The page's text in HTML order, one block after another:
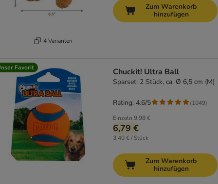
4 Varianten
Zum Warenkorb
hinzufügen
Favorit Chuckit! Ultra Ball
Sparset: 2 Stück, ca. Ø 6,5 cm (M)
Einzeln 9,98 €
6,79 €
3,40 € / Stück
Rating: 4.6/5 (1049)
Zum Warenkorb
hinzufügen